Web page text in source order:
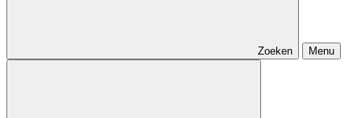
Zoeken Menu